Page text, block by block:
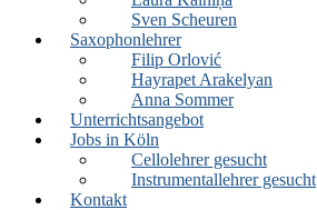
Sven Scheuren
Saxophonlehrer
Filip Orlović
Hayrapet Arakelyan
Anna Sommer
Unterrichtsangebot
Jobs in Köln
Cellolehrer gesucht
Instrumentallehrer gesucht
Kontakt